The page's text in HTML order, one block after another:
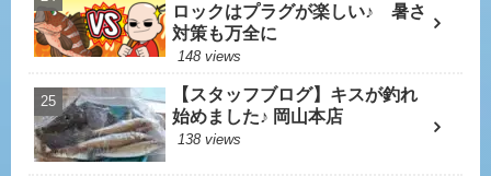
ロックはプラグが楽しい♪ 暑さ
対策も万全に
148 views
【スタッフブログ】キスが釣れ
始めました♪ 岡山本店
138 views